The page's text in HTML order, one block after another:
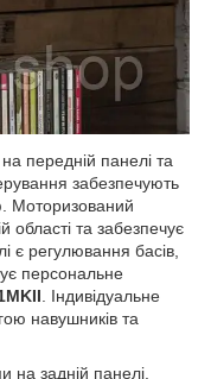
на передній панелі та
забезпечують
Моторизований
області та забезпечує
є регулювання басів,
персональне
. Індивідуальне
навушників та
на задній панелі.